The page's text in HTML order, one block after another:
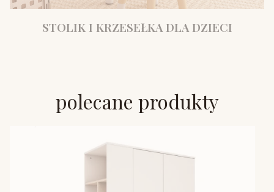
STOLIK I KRZESEŁKA DLA DZIECI
polecane produkty